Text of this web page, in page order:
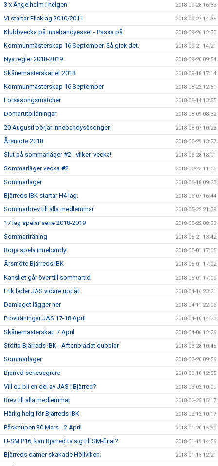
3 x Ängelholm i helgen 2018-09-28 16:33
Vi startar Flicklag 2010/2011 2018-09-27 14:35
Klubbvecka på Innebandyesset - Passa på 2018-09-26 12:30
Kommunmästerskap 16 September. Så gick det. 2018-09-21 14:21
Nya regler 2018-2019 2018-09-20 09:54
Skånemästerskapet 2018 2018-09-18 17:14
Kommunmästerskap 16 September 2018-08-22 12:51
Försäsongsmatcher 2018-08-14 13:55
Domarutbildningar 2018-08-09 08:32
20 Augusti börjar innebandysäsongen 2018-08-07 10:23
Årsmöte 2018 2018-06-29 13:27
Slut på sommarläger #2 - vilken vecka! 2018-06-28 18:01
Sommarläger vecka #2 2018-06-25 11:15
Sommarläger 2018-06-18 09:23
Bjärreds IBK startar H4 lag. 2018-06-07 16:44
Sommarbrev till alla medlemmar 2018-05-22 21:39
17 lag spelar serie 2018-2019 2018-05-22 08:33
Sommarträning 2018-05-21 13:42
Börja spela innebandy! 2018-05-01 17:05
Årsmöte Bjärreds IBK 2018-05-01 17:02
Kansliet går över till sommartid 2018-05-01 17:00
Erik leder JAS vidare uppåt 2018-04-16 23:21
Damlaget lägger ner 2018-04-11 22:06
Provträningar JAS 17-18 April 2018-04-10 14:23
Skånemästerskap 7 April 2018-04-06 12:26
Stötta Bjärreds IBK - Aftonbladet dubblar 2018-03-28 10:45
Sommarläger 2018-03-20 09:56
Bjärred seriesegrare 2018-03-18 12:55
Vill du bli en del av JAS i Bjärred? 2018-03-02 10:09
Brev till alla medlemmar 2018-02-25 15:17
Härlig helg för Bjärreds IBK 2018-02-12 10:17
Påskcupen 30 Mars - 2 April 2018-01-20 15:30
U-SM P16, kan Bjärred ta sig till SM-final? 2018-01-19 14:56
Bjärreds damer skakade Höllviken. 2018-01-15 12:21